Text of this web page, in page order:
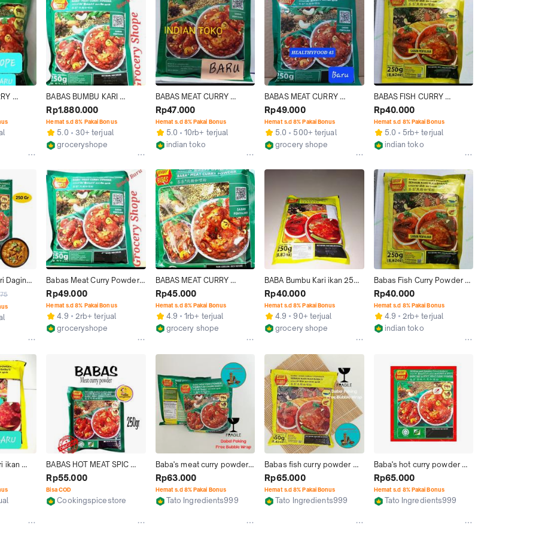
BABAS BUMBU KARI
DAGING BABAS / BABA'S
MEAT CURRY POWDER 250
GR 40 PCS
Rp1.880.000
Hemat s.d 8% Pakai Bonus
5.0
30+ terjual
groceryshope
BABAS MEAT CURRY
POWDER/BUMBU SERBUK
KARI DAGING BABAS
Rp47.000
Hemat s.d 8% Pakai Bonus
5.0
10rb+ terjual
indian toko
BABAS MEAT CURRY
POWDER | BABA'S KARI
DAGING 250 GRAM
Rp49.000
Hemat s.d 8% Pakai Bonus
5.0
500+ terjual
grocery shope
BABAS FISH CURRY
POWDER/BUMBU KARI
BUBUK BABAS 250 GRAM
Rp40.000
Hemat s.d 8% Pakai Bonus
5.0
5rb+ terjual
indian toko
Daging
/ 250 gr
Babas Meat Curry Powder
250 gr/ Bumbu Kare Babas
Rp49.000
Hemat s.d 8% Pakai Bonus
4.9
2rb+ terjual
groceryshope
BABAS MEAT CURRY
POWDER / KARY BABAS/
KARI BUBUK 250 GRAM
Rp45.000
Hemat s.d 8% Pakai Bonus
4.9
1rb+ terjual
grocery shope
BABA Bumbu Kari ikan 250g
Babas Bubuk fish Curry
Powder Malay 250 gr
Rp40.000
Hemat s.d 8% Pakai Bonus
4.9
90+ terjual
grocery shope
Babas Fish Curry Powder /
Bumbu Kari Ikan / 250 Gram
Rp40.000
Hemat s.d 8% Pakai Bonus
4.9
2rb+ terjual
indian toko
ikan
fish
BABAS HOT MEAT SPIC
CURRY POWDER / BUMBU
KARI DAGING PEDAS / FISH
CURRY POWDER / BUMBU
KARI IKAN 250gram
Rp55.000
Bisa COD
Cookingspicestore
Baba's meat curry powder
250gram / serbuk kari
babas
Rp63.000
Hemat s.d 8% Pakai Bonus
Tato Ingredients999
Babas fish curry powder
250gram / serbuk kari ikan
babas
Rp65.000
Hemat s.d 8% Pakai Bonus
Tato Ingredients999
Baba's hot curry powder
250gram / serbuk kari
pedas babas
Rp65.000
Hemat s.d 8% Pakai Bonus
Tato Ingredients999